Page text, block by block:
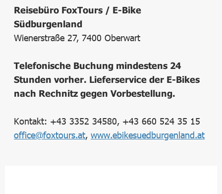
Reisebüro FoxTours / E-Bike
Südburgenland
Wienerstraße 27, 7400 Oberwart
Telefonische Buchung mindestens 24
Stunden vorher. Lieferservice der E-Bikes
nach Rechnitz gegen Vorbestellung.
Kontakt: +43 3352 34580, +43 660 524 35 15
office@foxtours.at, www.ebikesuedburgenland.at